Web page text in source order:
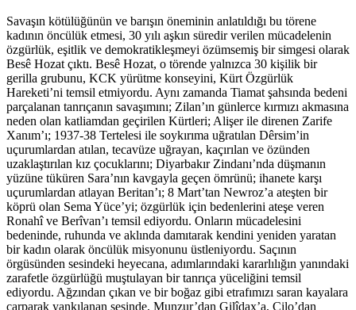
Savaşın kötülüğünün ve barışın öneminin anlatıldığı bu törene
kadının öncülük etmesi, 30 yılı aşkın süredir verilen mücadelenin
özgürlük, eşitlik ve demokratikleşmeyi özümsemiş bir simgesi olarak
Besê Hozat çıktı. Besê Hozat, o törende yalnızca 30 kişilik bir
gerilla grubunu, KCK yürütme konseyini, Kürt Özgürlük
Hareketi’ni temsil etmiyordu. Aynı zamanda Tiamat şahsında bedeni
parçalanan tanrıçanın savaşımını; Zilan’ın günlerce kırmızı akmasına
neden olan katliamdan geçirilen Kürtleri; Alişer ile direnen Zarife
Xanım’ı; 1937-38 Tertelesi ile soykırıma uğratılan Dêrsim’in
uçurumlardan atılan, tecavüze uğrayan, kaçırılan ve özünden
uzaklaştırılan kız çocuklarını; Diyarbakır Zindanı’nda düşmanın
yüzüne tüküren Sara’nın kavgayla geçen ömrünü; ihanete karşı
uçurumlardan atlayan Beritan’ı; 8 Mart’tan Newroz’a ateşten bir
köprü olan Sema Yüce’yi; özgürlük için bedenlerini ateşe veren
Ronahî ve Berîvan’ı temsil ediyordu. Onların mücadelesini
bedeninde, ruhunda ve aklında damıtarak kendini yeniden yaratan
bir kadın olarak öncülük misyonunu üstleniyordu. Saçının
örgüsünden sesindeki heyecana, adımlarındaki kararlılığın yanındaki
zarafetle özgürlüğü muştulayan bir tanrıça yüceliğini temsil
ediyordu. Ağzından çıkan ve bir boğaz gibi etrafımızı saran kayalara
çarparak yankılanan sesinde, Munzur’dan Gilîdax’a, Cilo’dan